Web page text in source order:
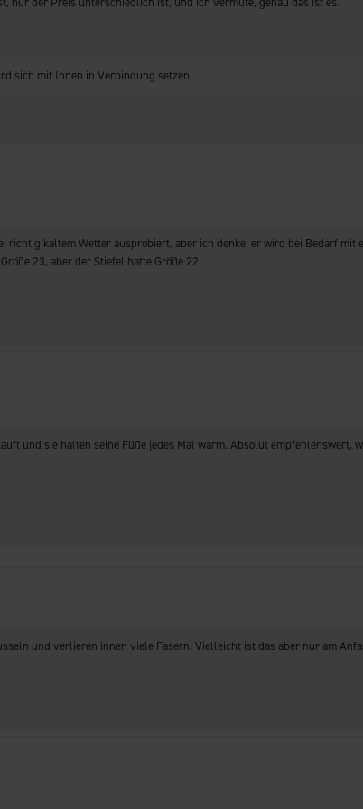
sich mit Ihnen in Verbindung setzen.
kaltem Wetter ausprobiert, aber ich denke, er wird bei Bedarf
23, aber der Stiefel hatte Größe 22.
und sie halten seine Füße jedes Mal warm. Absolut
und verlieren innen viele Fasern. Vielleicht ist das aber nur am